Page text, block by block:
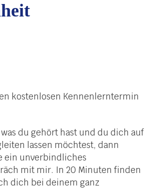
kostenlosen Kennenlerntermin
du gehört hast und du dich auf
lassen möchtest, dann
ein unverbindliches
mit mir. In 20 Minuten finden
dich bei deinem ganz